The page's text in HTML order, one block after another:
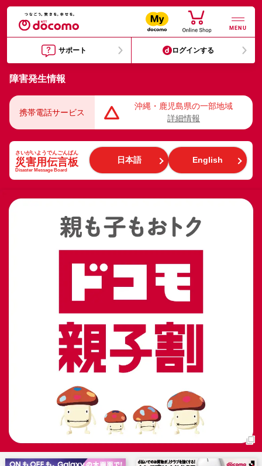
MENU
サポート ログインする
障害発生情報
携帯電話サービス
沖縄・鹿児島県の一部地域
詳細情報
災害用伝言板
Disaster Message Board
日本語 English